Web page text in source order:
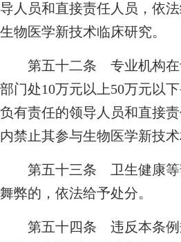
导人员和直接责任人员，依
生物医学新技术临床研究。
第五十二条 专业机构在评
部门处10万元以上50万元以
负有责任的领导人员和直接
内禁止其参与生物医学新技术
第五十三条 卫生健康等部
舞弊的，依法给予处分。
第五十四条 违反本条例规